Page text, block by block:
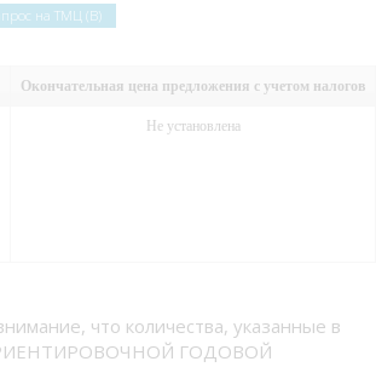
на ТМЦ (В)
Окончательная цена предложения с учетом налогов
Не установлена
что количества, указанные в
ГОДОВОЙ